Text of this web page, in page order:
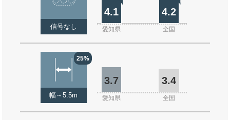
信号なし
4.1 4.2
愛知県 全国
25%
幅～5.5m
3.7 3.4
愛知県 全国